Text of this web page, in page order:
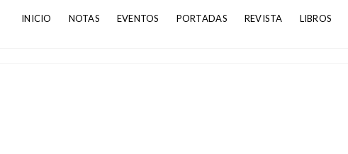
INICIO NOTAS EVENTOS PORTADAS REVISTA LIBROS